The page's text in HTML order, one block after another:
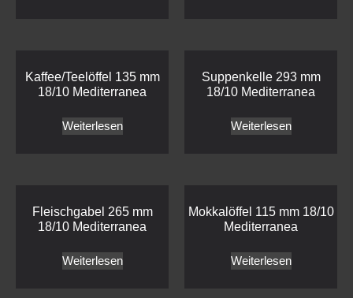
Kaffee/Teelöffel 135 mm
18/10 Mediterranea
Weiterlesen
Suppenkelle 293 mm
18/10 Mediterranea
Weiterlesen
Fleischgabel 265 mm
18/10 Mediterranea
Weiterlesen
Mokkalöffel 115 mm 18/10
Mediterranea
Weiterlesen